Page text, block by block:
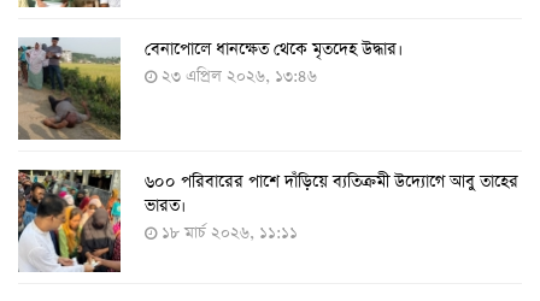
করোনায় ৩ জনের প্রাণহানি, নতুন শনাক্ত ২৯৬
৮ আগস্ট ২০২২, ১৯:৩৪
দেশে তৈরি হলো করোনা শনাক্তের কিট
৮ আগস্ট ২০২২, ১৩:০৯
বেনাপোলে ধানক্ষেত থেকে মৃতদেহ উদ্ধার।
২৩ এপ্রিল ২০২৬, ১৩:৪৬
৬০০ পরিবারের পাশে দাঁড়িয়ে ব্যতিক্রমী উদ্যোগে আবু তাহের
ভারত।
১৮ মার্চ ২০২৬, ১১:১১